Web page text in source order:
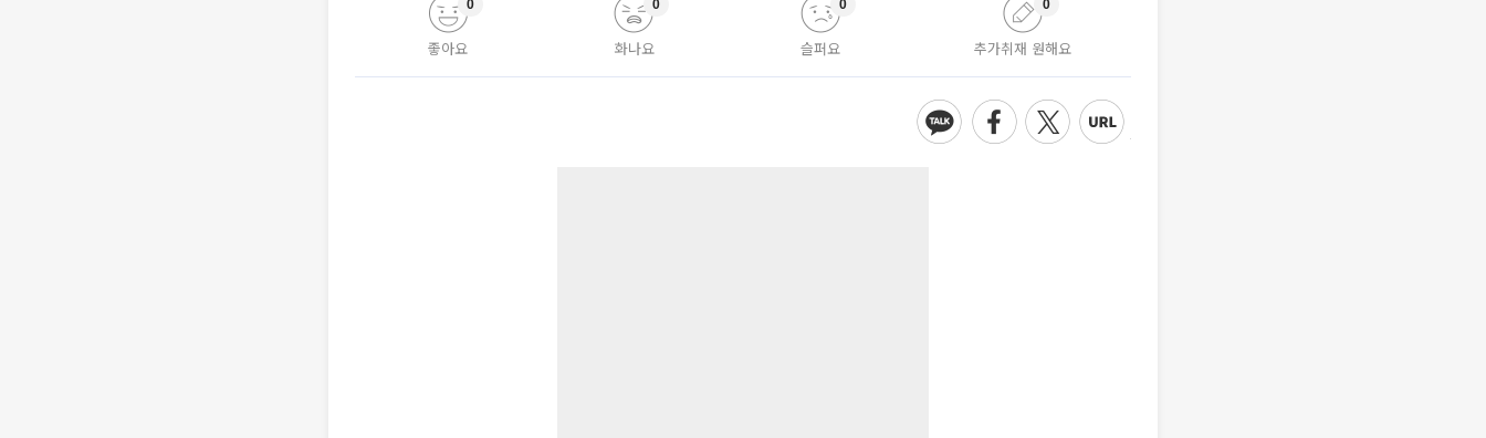
좋아요
0
화나요
0
슬퍼요
0
추가취재 원해요
0